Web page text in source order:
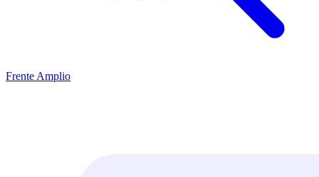
Frente Amplio